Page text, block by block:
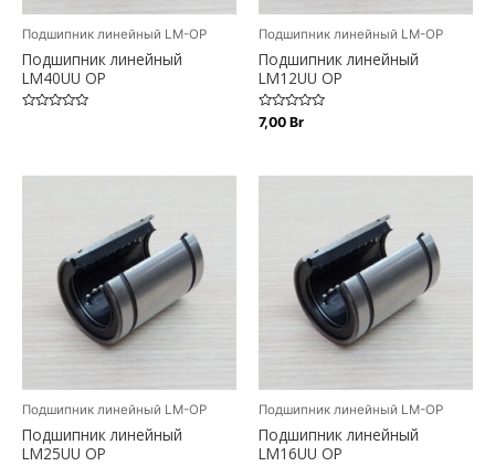
Подшипник линейный LM-OP
Подшипник линейный
LM40UU OP
Подшипник линейный LM-OP
Подшипник линейный
LM12UU OP
Оценка
0
7,00 Br
Подшипник линейный LM-OP
Подшипник линейный
LM25UU OP
Подшипник линейный LM-OP
Подшипник линейный
LM16UU OP